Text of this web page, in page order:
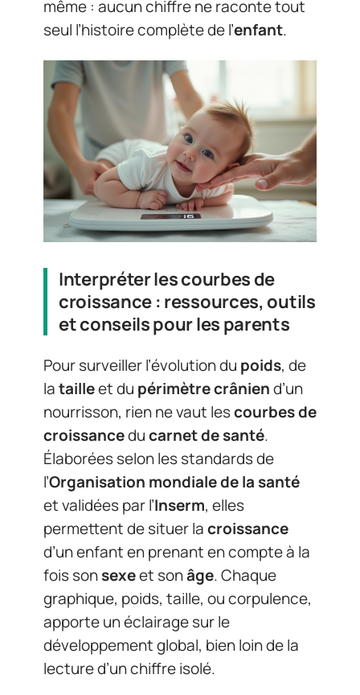
même : aucun chiffre ne raconte tout
seul l’histoire complète de l’enfant.
Interpréter les courbes de
croissance : ressources, outils
et conseils pour les parents
Pour surveiller l’évolution du poids, de
latailleet du périmètre crâniend’un
nourrisson, rien ne vaut lescourbes de
croissanceducarnet de santé.
Élaborées selon les standards de
l’Organisation mondiale de la santé
et validées par l’Inserm, elles
permettent de situer lacroissance
d’un enfant en prenant en compte à la
fois sonsexeet sonâge. Chaque
graphique, poids, taille, ou corpulence,
apporte un éclairage sur le
développement global, bien loin de la
lecture d’un chiffre isolé.